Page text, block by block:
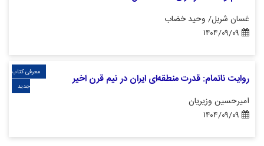
غسان شربل/ وحید خضاب
روایت ناتمام: قدرت منطقه‌ای ایران در نیم قرن اخیر
امیرحسین وزیریان
معرفی کتاب
جدید